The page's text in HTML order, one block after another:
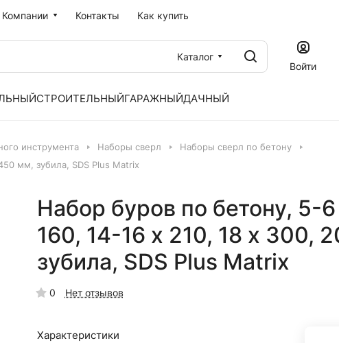
Контакты Как купить
Каталог
Войти
СТРОИТЕЛЬНЫЙГАРАЖНЫЙДАЧНЫЙ
инструмента Наборы сверл
Наборы сверл по бетону
мм, зубила, SDS Plus Matrix
Набор буров по бетону, 5-
160, 14-16 х 210, 18 х 300,
зубила, SDS Plus Matrix
0 Нет отзывов
Характеристики